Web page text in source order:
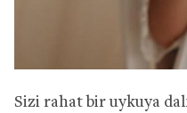
Sizi rahat bir uykuya